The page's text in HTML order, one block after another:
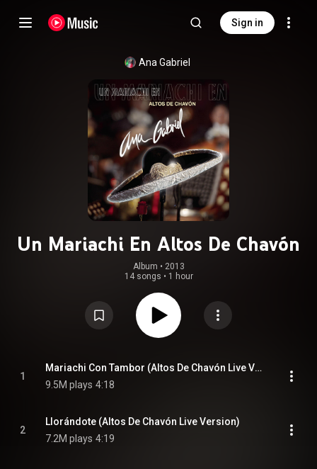
Sign in
Ana Gabriel
Un Mariachi En Altos De Chavón
Album • 2013
14 songs • 1 hour
1
Mariachi Con Tambor (Altos De Chavón Live Version)
9.5M plays 4:18
2
Llorándote (Altos De Chavón Live Version)
7.2M plays 4:19